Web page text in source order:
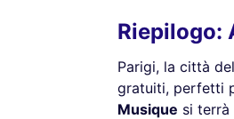
Riepilogo:
Parigi, la città
gratuiti, perfetti
Musique si